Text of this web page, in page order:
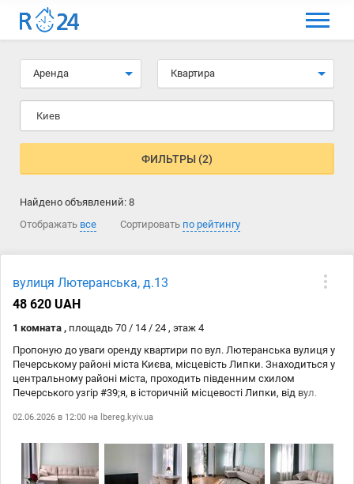
МЕНЮ
Выбрать язык
Избранные объявления
Комментарии к объявления
Как добавить объявление
Аренда Квартира
Киев
ФИЛЬТРЫ (2)
Найдено объявлений: 8
Отображать все Сортировать по рейтингу
вулиця Лютеранська, д.13
48 620 UAH
1 комната , площадь 70 / 14 / 24 , этаж 4
Пропоную до уваги оренду квартири по вул. Лютеранська вулиця у
Печерському районі міста Києва, місцевість Липки. Знаходиться у
центральному районі міста, проходить південним схилом
Печерського узгір #39;я, в історичній місцевості Липки, від вул.
будівлях продуктові магазини, супермаркети, аптеки та відділення
легендарних вуличок Старого Києва. Метро Хрещатик за пару
хвилин пішки. Квартира з високоякісним оздобленням з
екологічних матеріалів, стильні меблі та повний набір побутової
02.06.2026 в 12:00 на lbereg.kyiv.ua